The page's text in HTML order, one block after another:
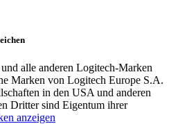
alle anderen Logitech-Marken
Marken von Logitech Europe S.A.
in den USA und anderen
Dritter sind Eigentum ihrer
anzeigen